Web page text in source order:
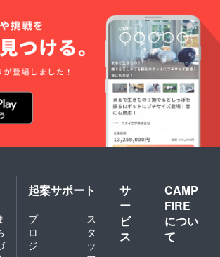
起案サポート
プ
ロ
ジ
ス
タ
ッ
サ
ー
ビ
ス
CAMP
FIRE
につい
て